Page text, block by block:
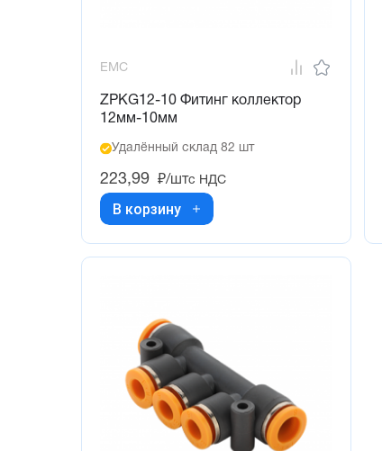
EMC
ZPKG12-10 Фитинг коллектор
12мм-10мм
Удалённый склад 82 шт
223,99 ₽/штс НДС
В корзину